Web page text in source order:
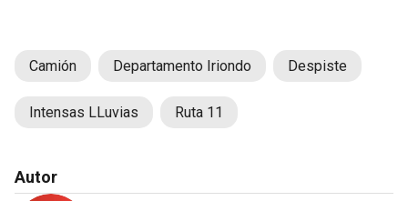
Camión Departamento Iriondo Despiste
Intensas LLuvias Ruta 11
Autor